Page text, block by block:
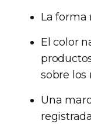
La forma
El color
sobre los
Una